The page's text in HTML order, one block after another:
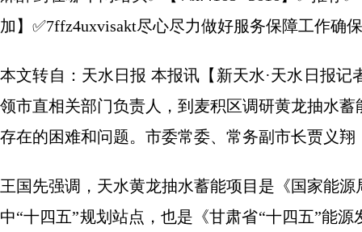
加】✅7ffz4uxvisakt尽心尽力做好服务保障工作确
本文转自：天水日报 本报讯【新天水·天水日报
领市直相关部门负责人，到麦积区调研黄龙抽水
存在的困难和问题。市委常委、常务副市长贾义
王国先强调，天水黄龙抽水蓄能项目是《国家能
中“十四五”规划站点，也是《甘肃省“十四五”能